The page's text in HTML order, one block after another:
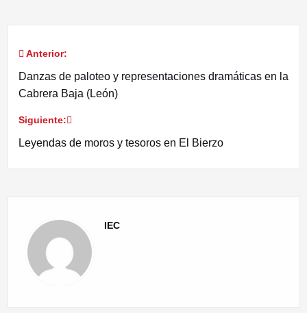
Navegación
de
entradas
Anterior:
Danzas de paloteo y representaciones dramáticas en la
Cabrera Baja (León)
Siguiente:
Leyendas de moros y tesoros en El Bierzo
IEC